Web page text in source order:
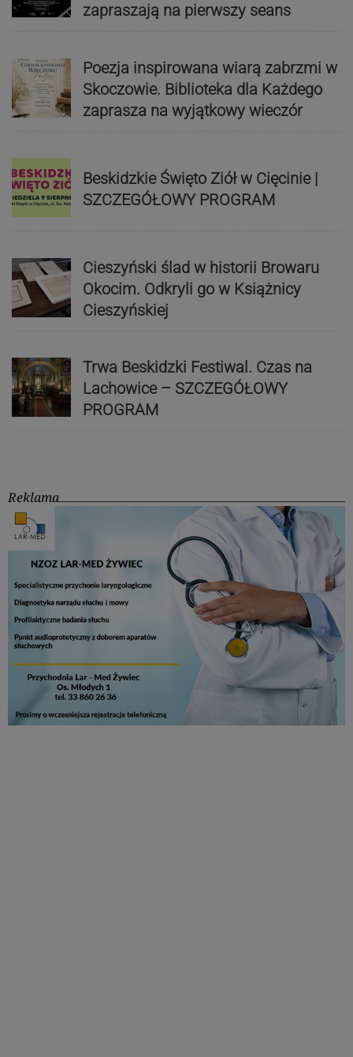
zapraszają na pierwszy seans
Poezja inspirowana wiarą zabrzmi w
Skoczowie. Biblioteka dla Każdego
zaprasza na wyjątkowy wieczór
Beskidzkie Święto Ziół w Cięcinie |
SZCZEGÓŁOWY PROGRAM
Cieszyński ślad w historii Browaru
Okocim. Odkryli go w Książnicy
Cieszyńskiej
Trwa Beskidzki Festiwal. Czas na
Lachowice – SZCZEGÓŁOWY
PROGRAM
Reklama